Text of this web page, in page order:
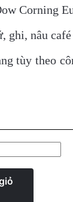
Corning
ghi, nâu café
tùy theo